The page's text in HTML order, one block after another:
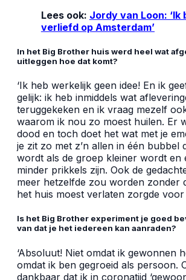
Lees ook: Jordy van Loon: ‘Ik
verliefd op Amsterdam’
In het Big Brother huis werd heel wat
uitleggen hoe dat komt?
‘Ik heb werkelijk geen idee! En ik
gelijk: ik heb inmiddels wat
teruggekeken en ik vraag mezelf
waarom ik nou zo moest huilen. Er
dood en toch doet het wat met je
je zit zo met z’n allen in één bubbel
wordt als de groep kleiner wordt en
minder prikkels zijn. Ook de
meer hetzelfde zou worden zonder
het huis moest verlaten zorgde voor
Is het Big Brother experiment je goed
van dat je het iedereen kan aanraden?
‘Absoluut! Niet omdat ik gewonnen
omdat ik ben gegroeid als persoon.
dankbaar dat ik in coronatijd